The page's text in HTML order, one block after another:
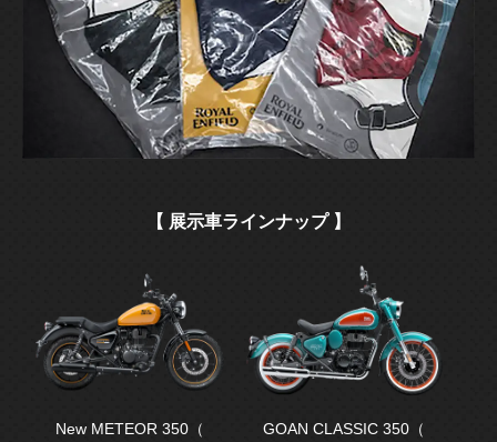
【 展示車ラインナップ 】
New METEOR 350（
GOAN CLASSIC 350（